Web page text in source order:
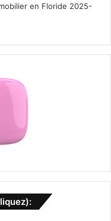
laquelle des
en Floride 2025-